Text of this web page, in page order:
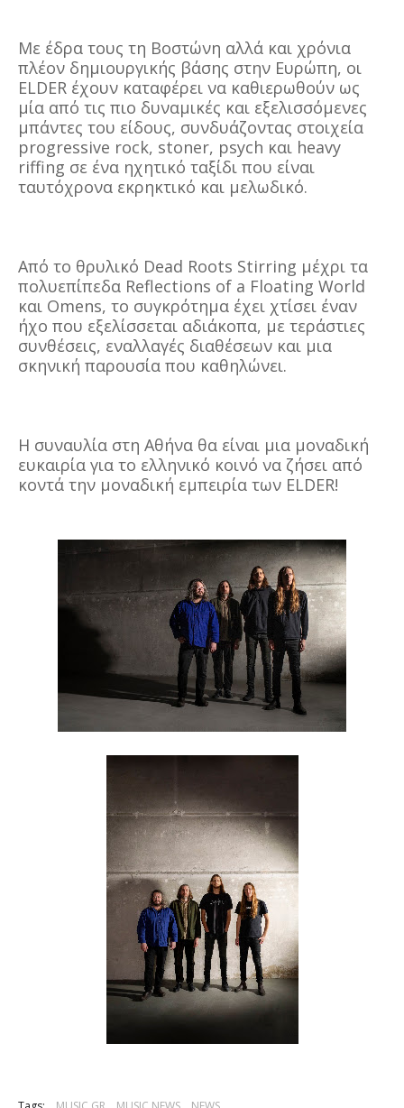
Με έδρα τους τη Βοστώνη αλλά και χρόνια
πλέον δημιουργικής βάσης στην Ευρώπη, οι
ELDER έχουν καταφέρει να καθιερωθούν ως
μία από τις πιο δυναμικές και εξελισσόμενες
μπάντες του είδους, συνδυάζοντας στοιχεία
progressive rock, stoner, psych και heavy
riffing σε ένα ηχητικό ταξίδι που είναι
ταυτόχρονα εκρηκτικό και μελωδικό.
Από το θρυλικό Dead Roots Stirring μέχρι τα
πολυεπίπεδα Reflections of a Floating World
και Omens, το συγκρότημα έχει χτίσει έναν
ήχο που εξελίσσεται αδιάκοπα, με τεράστιες
συνθέσεις, εναλλαγές διαθέσεων και μια
σκηνική παρουσία που καθηλώνει.
Η συναυλία στη Αθήνα θα είναι μια μοναδική
ευκαιρία για το ελληνικό κοινό να ζήσει από
κοντά την μοναδική εμπειρία των ELDER!